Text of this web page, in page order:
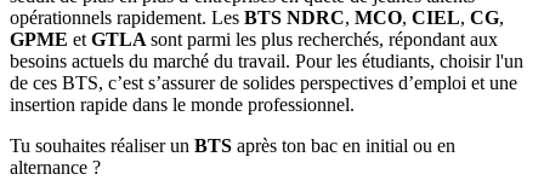
opérationnels rapidement. Les BTS NDRC, MCO, CIEL, CG,
GPME et GTLA sont parmi les plus recherchés, répondant aux
besoins actuels du marché du travail. Pour les étudiants, choisir l'un
de ces BTS, c’est s’assurer de solides perspectives d’emploi et une
insertion rapide dans le monde professionnel.
Tu souhaites réaliser un BTS après ton bac en initial ou en
alternance ?